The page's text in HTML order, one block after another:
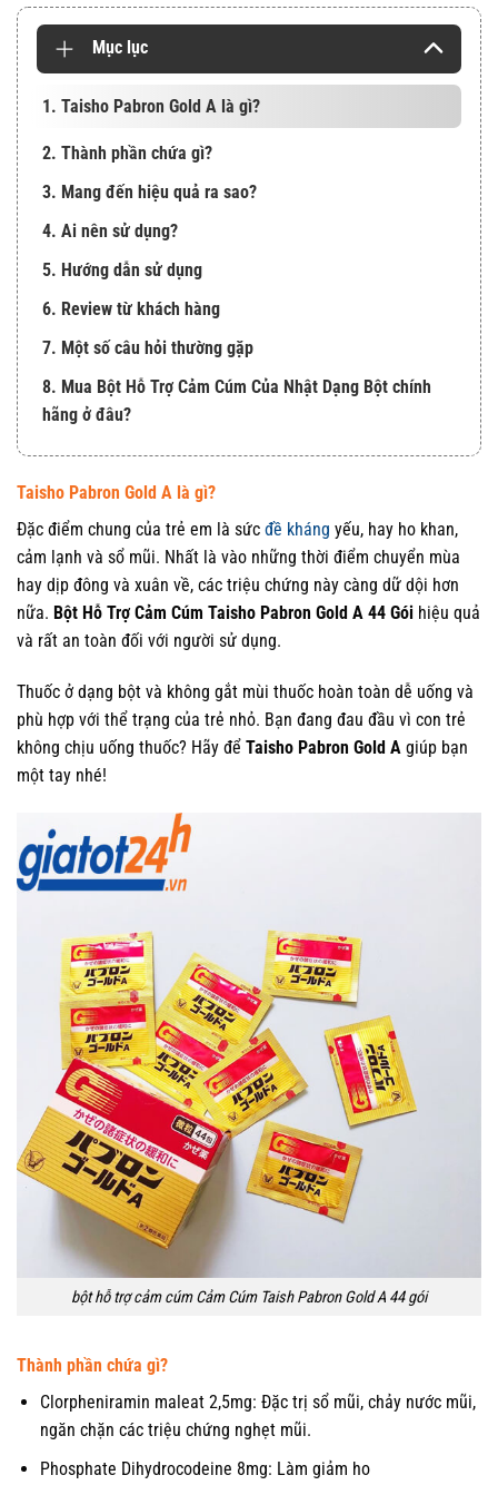
Mục lục
1. Taisho Pabron Gold A là gì?
2. Thành phần chứa gì?
3. Mang đến hiệu quả ra sao?
4. Ai nên sử dụng?
5. Hướng dẫn sử dụng
6. Review từ khách hàng
7. Một số câu hỏi thường gặp
8. Mua Bột Hỗ Trợ Cảm Cúm Của Nhật Dạng Bột chính
hãng ở đâu?
Taisho Pabron Gold A là gì?
Đặc điểm chung của trẻ em là sức đề kháng yếu, hay ho khan,
cảm lạnh và sổ mũi. Nhất là vào những thời điểm chuyển mùa
hay dịp đông và xuân về, các triệu chứng này càng dữ dội hơn
nữa. Bột Hỗ Trợ Cảm Cúm Taisho Pabron Gold A 44 Gói hiệu quả
và rất an toàn đối với người sử dụng.
Thuốc ở dạng bột và không gắt mùi thuốc hoàn toàn dễ uống và
phù hợp với thể trạng của trẻ nhỏ. Bạn đang đau đầu vì con trẻ
không chịu uống thuốc? Hãy để Taisho Pabron Gold A giúp bạn
một tay nhé!
bột hỗ trợ cảm cúm Cảm Cúm Taish Pabron Gold A 44 gói
Thành phần chứa gì?
Clorpheniramin maleat 2,5mg: Đặc trị sổ mũi, chảy nước mũi,
ngăn chặn các triệu chứng nghẹt mũi.
Phosphate Dihydrocodeine 8mg: Làm giảm ho